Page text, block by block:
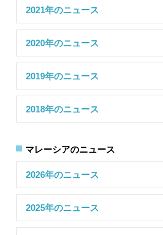
2021年のニュース
2020年のニュース
2019年のニュース
2018年のニュース
マレーシアのニュース
2026年のニュース
2025年のニュース